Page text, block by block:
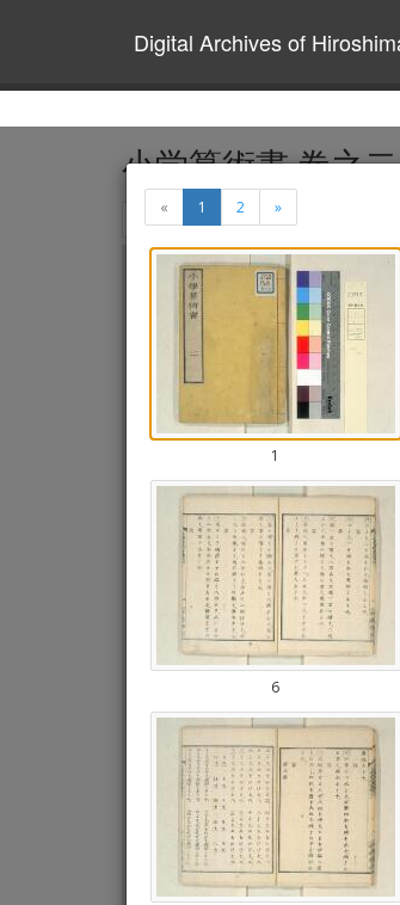
Digital Archives of